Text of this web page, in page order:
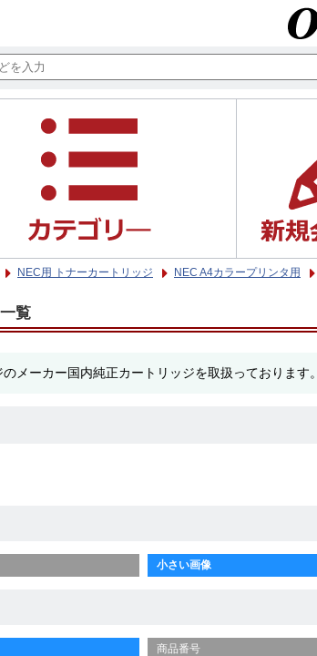
NEC用 トナーカートリッジ NEC A4カラープリンタ用
覧
メーカー国内純正カートリッジを取扱っております。
小さい画像
商品番号